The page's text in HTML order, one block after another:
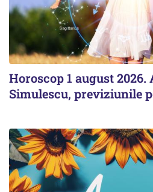
Horoscop 1 august
Simulescu, previziunile